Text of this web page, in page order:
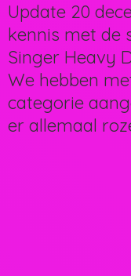
Update 20
kennis met de
Singer Heavy
We hebben
categorie
er allemaal